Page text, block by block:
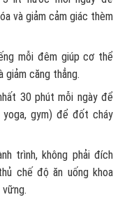
và giảm cảm giác thèm
mỗi đêm giúp cơ thể
giảm căng thẳng.
30 phút mỗi ngày để
gym) để đốt cháy
trình, không phải đích
chế độ ăn uống khoa